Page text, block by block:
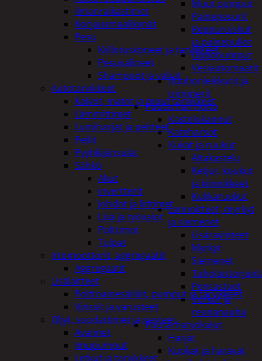
Muut pumput
Painepesurit
Reppuruiskut
ja painepullot
Uppopumput
Vesiautomaatit
Ruohonleikkurit ja
trimmerit
Puutarhan hoito
Kastelukannut
Kateharsot
Kukat ja ruukut
Altakastelu
Ketjut, koukut
ja kiinnikkeet
Kukkaruukut
Lannoitteet, myrkyt
ja siemenet
Lisäravinteet
Myrkyt
Siemenet
Pensastuet
Verkot ja
reunanauha
Puutarhatyökalut
Harjat
Kuokat ja haravat
ilmanraikastimet
Korjausmaalikynät
Pesu
Kiillotuskoneet ja tarvikkeet
Pesuvälineet
Shampoot ja vahat
Autotarvikkeet
Kalvot, matot ja muut tarvikkeet
Lämmittimet
Lumiharjat ja peitteet
Peilit
Pyyhkijänsulat
Sähkö
Akut
invertterit
Johdot ja liittimet
Lisä ja työvalot
Polttimot
Tulpat
Irtomoottorit, aggregaatit
Aggregaatit
Lisälaitteet
Polttoainesäiliöt, pumput ja tarvikkeet
Vinssit ja varusteet
Öljyt, suodattimet ja nesteet
Avaimet
Imupumput
Letkut ja tarvikkeet